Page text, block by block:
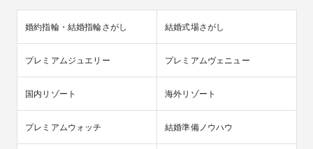
婚約指輪・結婚指輪さがし 結婚式場さがし
プレミアムジュエリー プレミアムヴェニュー
国内リゾート 海外リゾート
プレミアムウォッチ 結婚準備ノウハウ